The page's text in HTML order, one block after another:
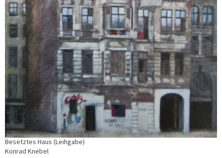
Besetztes Haus (Leihgabe)
Konrad Knebel